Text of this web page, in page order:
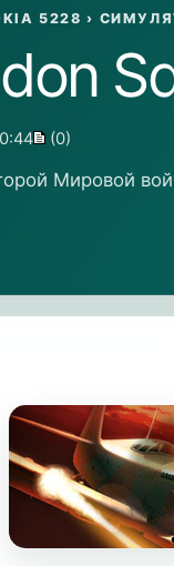
5228 ›
(0)
Мировой